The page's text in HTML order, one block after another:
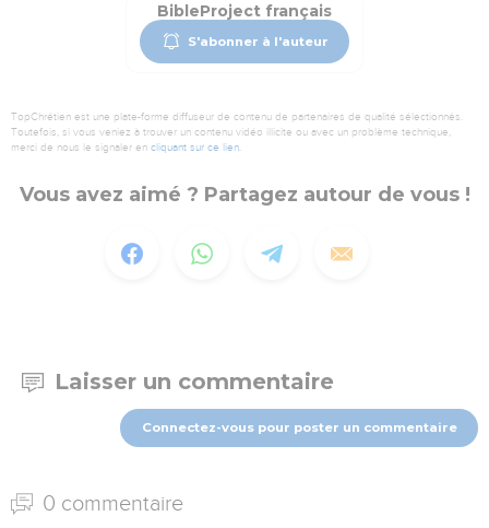
BibleProject français
S'abonner à l'auteur
TopChrétien est une plate-forme diffuseur de contenu de partenaires de qualité sélectionnés.
Toutefois, si vous veniez à trouver un contenu vidéo illicite ou avec un problème technique,
merci de nous le signaler en cliquant sur ce lien.
Vous avez aimé ? Partagez autour de vous !
Laisser un commentaire
Connectez-vous pour poster un commentaire
0 commentaire